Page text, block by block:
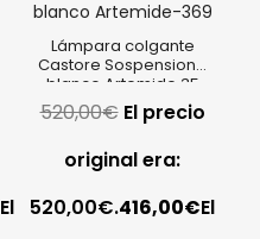
El
Lámpara colgante
Castore Sospensione
blanco Artemide 35
520,00€ El precio
original era:
520,00€.416,00€El